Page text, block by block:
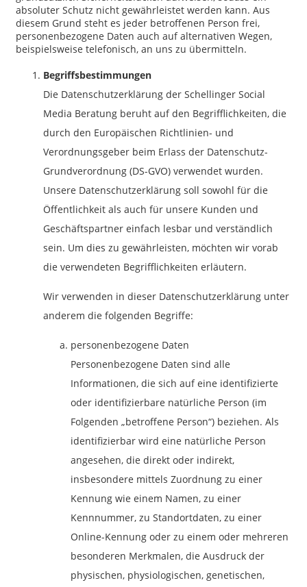
absoluter Schutz nicht gewährleistet werden kann. Aus
diesem Grund steht es jeder betroffenen Person frei,
personenbezogene Daten auch auf alternativen Wegen,
beispielsweise telefonisch, an uns zu übermitteln.
Begriffsbestimmungen
Die Datenschutzerklärung der Schellinger Social
Media Beratung beruht auf den Begrifflichkeiten, die
durch den Europäischen Richtlinien- und
Verordnungsgeber beim Erlass der Datenschutz-
Grundverordnung (DS-GVO) verwendet wurden.
Unsere Datenschutzerklärung soll sowohl für die
Öffentlichkeit als auch für unsere Kunden und
Geschäftspartner einfach lesbar und verständlich
sein. Um dies zu gewährleisten, möchten wir vorab
die verwendeten Begrifflichkeiten erläutern.
Wir verwenden in dieser Datenschutzerklärung unter
anderem die folgenden Begriffe:
personenbezogene Daten
Personenbezogene Daten sind alle
Informationen, die sich auf eine identifizierte
oder identifizierbare natürliche Person (im
Folgenden „betroffene Person“) beziehen. Als
identifizierbar wird eine natürliche Person
angesehen, die direkt oder indirekt,
insbesondere mittels Zuordnung zu einer
Kennung wie einem Namen, zu einer
Kennnummer, zu Standortdaten, zu einer
Online-Kennung oder zu einem oder mehreren
besonderen Merkmalen, die Ausdruck der
physischen, physiologischen, genetischen,